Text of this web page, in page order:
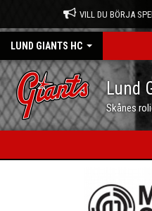
VILL DU BÖRJA
LUND GIANTS HC
Lund
Skånes